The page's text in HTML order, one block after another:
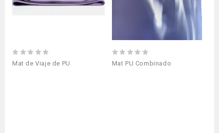
0
Mat de Viaje de PU
0
Mat PU Combinado